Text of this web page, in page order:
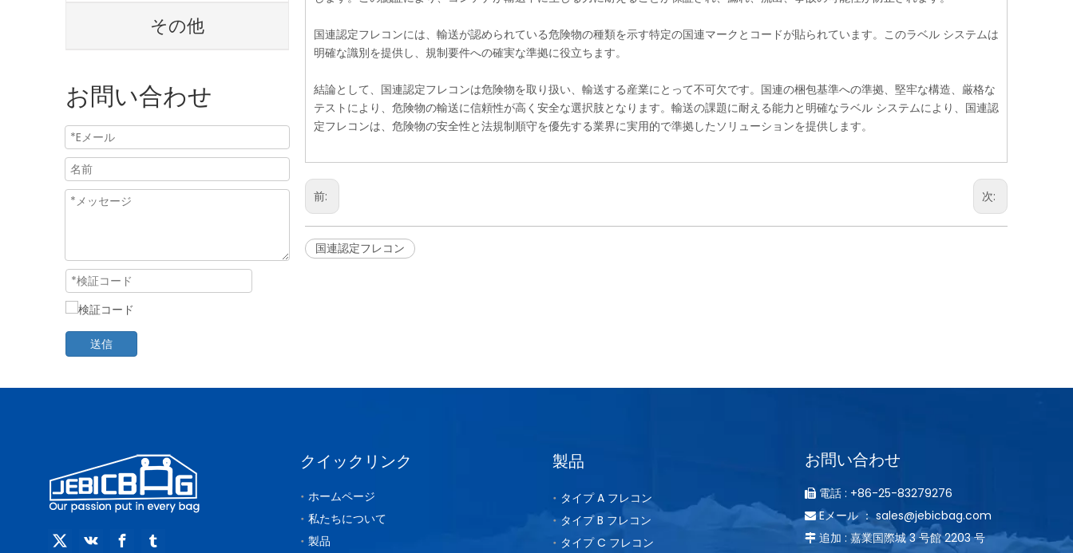
その他
お問い合わせ
送信
国連認定フレコンには、輸送が認められている危険物の種類を示す特定の国連マークとコードが貼られています。このラベル システムは
明確な識別を提供し、規制要件への確実な準拠に役立ちます。
結論として、国連認定フレコンは危険物を取り扱い、輸送する産業にとって不可欠です。国連の梱包基準への準拠、堅牢な構造、厳格な
テストにより、危険物の輸送に信頼性が高く安全な選択肢となります。輸送の課題に耐える能力と明確なラベル システムにより、国連認
定フレコンは、危険物の安全性と法規制順守を優先する業界に実用的で準拠したソリューションを提供します。
前: 次:
国連認定フレコン
クイックリンク
ホームページ
私たちについて
製品
製品
タイプ A フレコン
タイプ B フレコン
タイプ C フレコン
お問い合わせ
 電話 : +86-25-83279276
Eメール ：sales@jebicbag.com
 追加 : 嘉業国際城 3 号館 2203 号